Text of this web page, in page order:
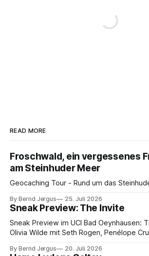
READ MORE
Froschwald, ein vergessenes
am Steinhuder Meer
Geocaching Tour - Rund um das
By Bernd Jergus 25. Juli 2026
Sneak Preview: The Invite
Sneak Preview im UCI Bad Oeynhausen:
Olivia Wilde mit Seth Rogen, Penélope
By Bernd Jergus 20. Juli 2026